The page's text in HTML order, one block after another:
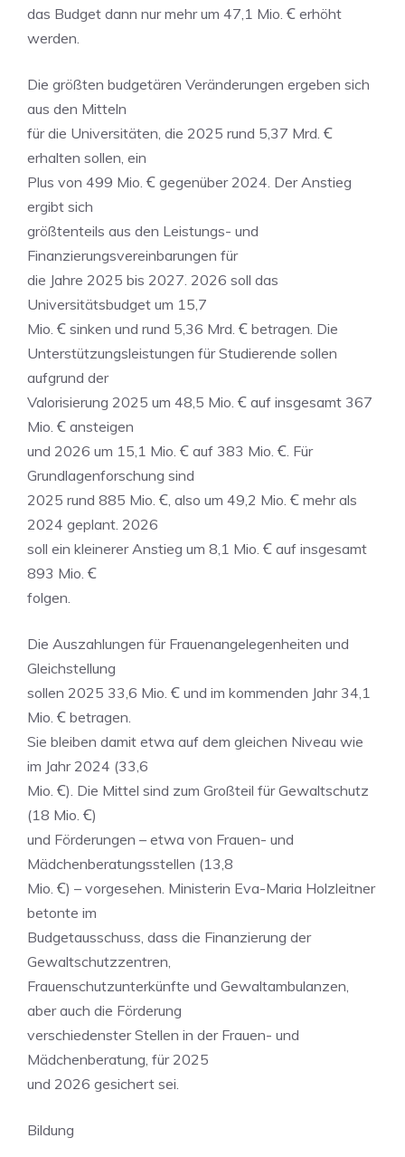
das Budget dann nur mehr um 47,1 Mio. Ꞓ erhöht
werden.
Die größten budgetären Veränderungen ergeben sich
aus den Mitteln
für die Universitäten, die 2025 rund 5,37 Mrd. Ꞓ
erhalten sollen, ein
Plus von 499 Mio. Ꞓ gegenüber 2024. Der Anstieg
ergibt sich
größtenteils aus den Leistungs- und
Finanzierungsvereinbarungen für
die Jahre 2025 bis 2027. 2026 soll das
Universitätsbudget um 15,7
Mio. Ꞓ sinken und rund 5,36 Mrd. Ꞓ betragen. Die
Unterstützungsleistungen für Studierende sollen
aufgrund der
Valorisierung 2025 um 48,5 Mio. Ꞓ auf insgesamt 367
Mio. Ꞓ ansteigen
und 2026 um 15,1 Mio. Ꞓ auf 383 Mio. Ꞓ. Für
Grundlagenforschung sind
2025 rund 885 Mio. Ꞓ, also um 49,2 Mio. Ꞓ mehr als
2024 geplant. 2026
soll ein kleinerer Anstieg um 8,1 Mio. Ꞓ auf insgesamt
893 Mio. Ꞓ
folgen.
Die Auszahlungen für Frauenangelegenheiten und
Gleichstellung
sollen 2025 33,6 Mio. Ꞓ und im kommenden Jahr 34,1
Mio. Ꞓ betragen.
Sie bleiben damit etwa auf dem gleichen Niveau wie
im Jahr 2024 (33,6
Mio. Ꞓ). Die Mittel sind zum Großteil für Gewaltschutz
(18 Mio. Ꞓ)
und Förderungen – etwa von Frauen- und
Mädchenberatungsstellen (13,8
Mio. Ꞓ) – vorgesehen. Ministerin Eva-Maria Holzleitner
betonte im
Budgetausschuss, dass die Finanzierung der
Gewaltschutzzentren,
Frauenschutzunterkünfte und Gewaltambulanzen,
aber auch die Förderung
verschiedenster Stellen in der Frauen- und
Mädchenberatung, für 2025
und 2026 gesichert sei.
Bildung